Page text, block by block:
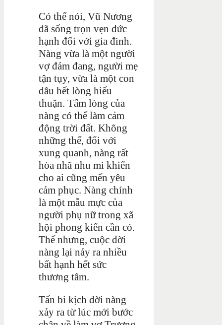
Có thể nói, Vũ Nương
đã sống trọn vẹn đức
hạnh đối với gia đình.
Nàng vừa là một người
vợ đảm đang, người mẹ
tận tụy, vừa là một con
dâu hết lòng hiếu
thuận. Tấm lòng của
nàng có thể làm cảm
động trời đất. Không
những thế, đối với
xung quanh, nàng rất
hòa nhã nhu mì khiến
cho ai cũng mến yêu
cảm phục. Nàng chính
là một mẫu mực của
người phụ nữ trong xã
hội phong kiến cần có.
Thế nhưng, cuộc đời
nàng lại nảy ra nhiều
bất hạnh hết sức
thương tâm.
Tấn bi kịch đời nàng
xảy ra từ lúc mới bước